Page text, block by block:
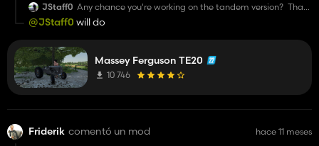
JStaff0 Any chance you're working on the tandem version? That
thing was cool.
@JStaff0 will do
Massey Ferguson TE20
10 746
Friderik comentó un mod hace 11 meses